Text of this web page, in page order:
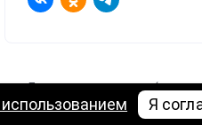
Логично о политике
использованием Я